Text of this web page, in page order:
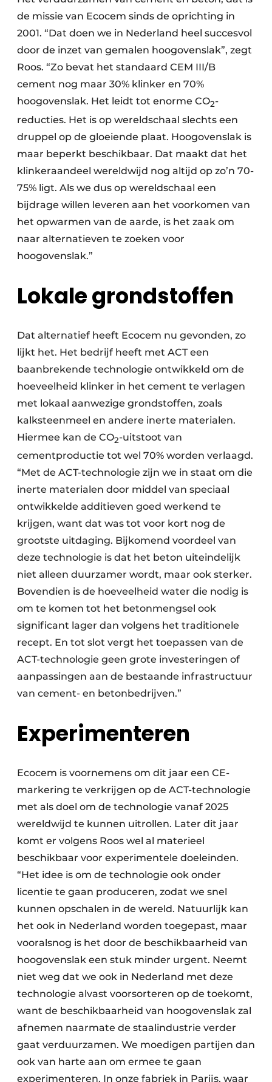
de missie van Ecocem sinds de oprichting in
2001. “Dat doen we in Nederland heel succesvol
door de inzet van gemalen hoogovenslak”, zegt
Roos. “Zo bevat het standaard CEM III/B
cement nog maar 30% klinker en 70%
hoogovenslak. Het leidt tot enorme CO2-
reducties. Het is op wereldschaal slechts een
druppel op de gloeiende plaat. Hoogovenslak is
maar beperkt beschikbaar. Dat maakt dat het
klinkeraandeel wereldwijd nog altijd op zo’n 70-
75% ligt. Als we dus op wereldschaal een
bijdrage willen leveren aan het voorkomen van
het opwarmen van de aarde, is het zaak om
naar alternatieven te zoeken voor
hoogovenslak.”
Lokale grondstoffen
Dat alternatief heeft Ecocem nu gevonden, zo
lijkt het. Het bedrijf heeft met ACT een
baanbrekende technologie ontwikkeld om de
hoeveelheid klinker in het cement te verlagen
met lokaal aanwezige grondstoffen, zoals
kalksteenmeel en andere inerte materialen.
Hiermee kan de CO2-uitstoot van
cementproductie tot wel 70% worden verlaagd.
“Met de ACT-technologie zijn we in staat om die
inerte materialen door middel van speciaal
ontwikkelde additieven goed werkend te
krijgen, want dat was tot voor kort nog de
grootste uitdaging. Bijkomend voordeel van
deze technologie is dat het beton uiteindelijk
niet alleen duurzamer wordt, maar ook sterker.
Bovendien is de hoeveelheid water die nodig is
om te komen tot het betonmengsel ook
significant lager dan volgens het traditionele
recept. En tot slot vergt het toepassen van de
ACT-technologie geen grote investeringen of
aanpassingen aan de bestaande infrastructuur
van cement- en betonbedrijven.”
Experimenteren
Ecocem is voornemens om dit jaar een CE-
markering te verkrijgen op de ACT-technologie
met als doel om de technologie vanaf 2025
wereldwijd te kunnen uitrollen. Later dit jaar
komt er volgens Roos wel al materieel
beschikbaar voor experimentele doeleinden.
“Het idee is om de technologie ook onder
licentie te gaan produceren, zodat we snel
kunnen opschalen in de wereld. Natuurlijk kan
het ook in Nederland worden toegepast, maar
vooralsnog is het door de beschikbaarheid van
hoogovenslak een stuk minder urgent. Neemt
niet weg dat we ook in Nederland met deze
technologie alvast voorsorteren op de toekomt,
want de beschikbaarheid van hoogovenslak zal
afnemen naarmate de staalindustrie verder
gaat verduurzamen. We moedigen partijen dan
ook van harte aan om ermee te gaan
experimenteren. In onze fabriek in Parijs, waar